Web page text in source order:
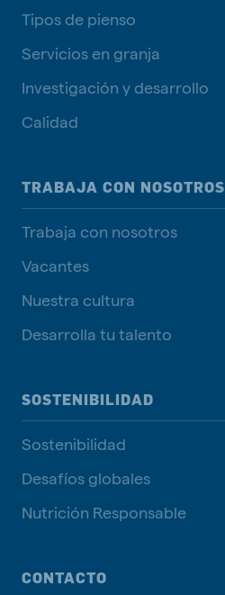
Tipos de pienso
Servicios en granja
Investigación y desarrollo
Calidad
TRABAJA CON NOSOTROS
Trabaja con nosotros
Vacantes
Nuestra cultura
Desarrolla tu talento
SOSTENIBILIDAD
Sostenibilidad
Desafíos globales
Nutrición Responsable
CONTACTO